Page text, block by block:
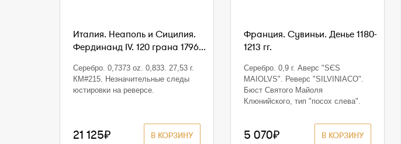
Италия. Неаполь и Сицилия.
Фердинанд IV. 120 грана 1796...
Серебро. 0,7373 oz. 0,833. 27,53 г.
КМ#215. Незначительные следы
юстировки на реверсе.
В КОРЗИНУ
21 125₽
Франция. Сувиньи. Денье 1180-
1213 гг.
Серебро. 0,9 г. Аверс "SЄS
MAIOLVS". Реверс "SILVINIACO".
Бюст Святого Майоля
Клюнийского, тип "посох слева".
В КОРЗИНУ
5 070₽